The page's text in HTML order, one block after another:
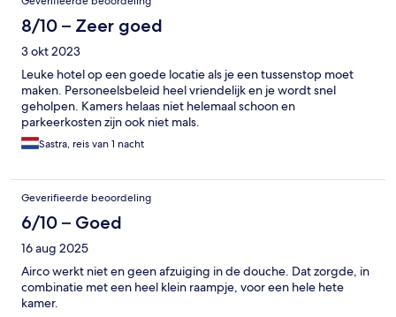
8/10 – Zeer goed
3 okt 2023
Leuke hotel op een goede locatie als je een tussenstop moet
maken. Personeelsbeleid heel vriendelijk en je wordt snel
geholpen. Kamers helaas niet helemaal schoon en
parkeerkosten zijn ook niet mals.
Sastra, reis van 1 nacht
Geverifieerde beoordeling
6/10 – Goed
16 aug 2025
Airco werkt niet en geen afzuiging in de douche. Dat zorgde, in
combinatie met een heel klein raampje, voor een hele hete
kamer.